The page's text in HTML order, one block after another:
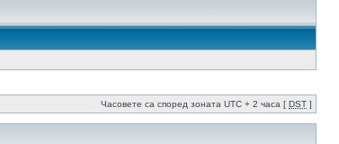
Часовете са според зоната UTC + 2 часа [ DST ]